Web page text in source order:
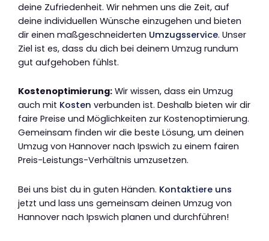
deine Zufriedenheit. Wir nehmen uns die Zeit, auf
deine individuellen Wünsche einzugehen und bieten
dir einen maßgeschneiderten Umzugsservice. Unser
Ziel ist es, dass du dich bei deinem Umzug rundum
gut aufgehoben fühlst.
Kostenoptimierung: Wir wissen, dass ein Umzug
auch mit Kosten verbunden ist. Deshalb bieten wir dir
faire Preise und Möglichkeiten zur Kostenoptimierung.
Gemeinsam finden wir die beste Lösung, um deinen
Umzug von Hannover nach Ipswich zu einem fairen
Preis-Leistungs-Verhältnis umzusetzen.
Bei uns bist du in guten Händen. Kontaktiere uns
jetzt und lass uns gemeinsam deinen Umzug von
Hannover nach Ipswich planen und durchführen!